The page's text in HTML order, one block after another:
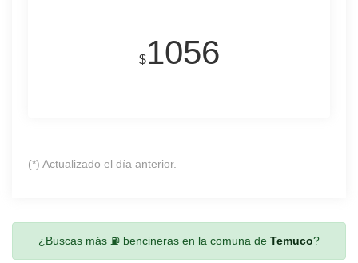
$1056
(*) Actualizado el día anterior.
¿Buscas más ⛽ bencineras en la comuna de Temuco?